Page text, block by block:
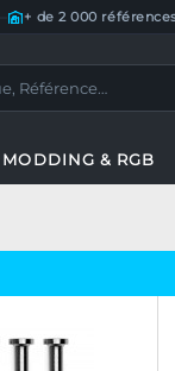
+ de 2 000
MODDING & RGB